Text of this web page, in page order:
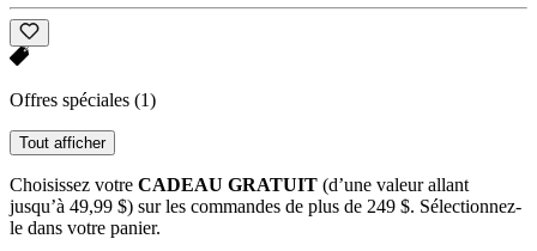
Offres spéciales (1)
Tout afficher
Choisissez votre CADEAU GRATUIT (d’une valeur allant
jusqu’à 49,99 $) sur les commandes de plus de 249 $. Sélectionnez-
le dans votre panier.